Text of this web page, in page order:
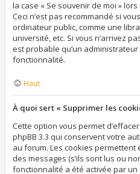
la case « Se souvenir de moi »
Ceci n’est pas recommandé si
ordinateur public, comme une
université, etc. Si vous n’arrivez
est probable qu’un
fonctionnalité.
Haut
À quoi sert « Supprimer les
Cette option vous permet
phpBB 3.3 qui conservent votre
au forum. Les cookies permettent
des messages (s’ils sont lus ou
fonctionnalité a été activée par